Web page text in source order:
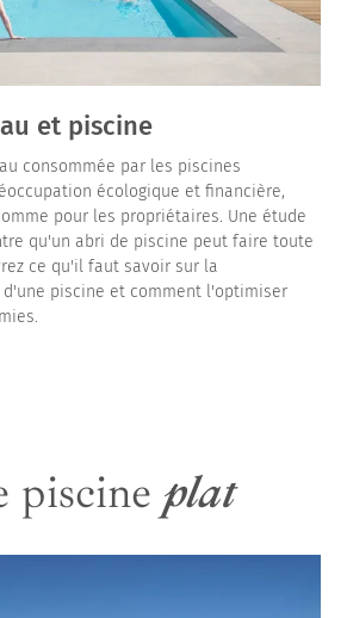
et piscine
consommée par les piscines
écologique et financière,
pour les propriétaires. Une étude
qu'un abri de piscine peut faire toute
ce qu'il faut savoir sur la
piscine et comment l'optimiser
piscine plat